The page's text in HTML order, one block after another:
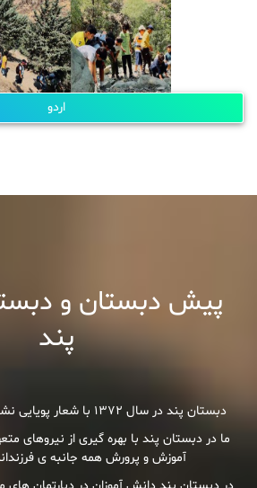
اردو
پیش دبستان و
پند
دبستان پند در سال 1372 با شعار پویایی نشاط دانایی تاسیس شد.
ما در دبستان پند با بهره گیری از نیروهای
آموزش و پرورش همه جانبه ی